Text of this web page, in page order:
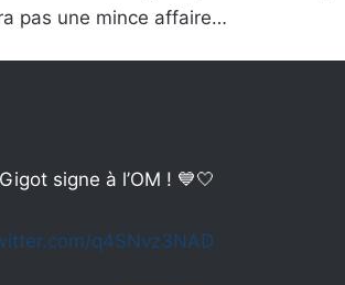
pas une mince affaire…
signe à l’OM ! 💙🤍
q4SNvz3NAD